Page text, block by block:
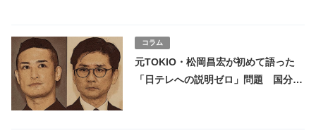
コラム
元TOKIO・松岡昌宏が初めて語った
「日テレへの説明ゼロ」問題 国分太